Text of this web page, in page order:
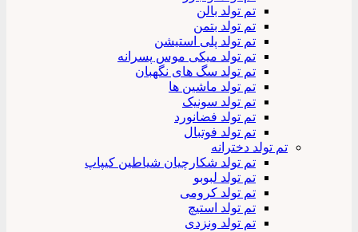
تم تولد بالن
تم تولد بتمن
تم تولد پلی استیشن
تم تولد میکی موس پسرانه
تم تولد سگ های نگهبان
تم تولد ماشین ها
تم تولد سونیک
تم تولد فضانورد
تم تولد فوتبال
تم تولد دخترانه
تم تولد شکارچیان شیاطین کیپاپ
تم تولد لبوبو
تم تولد کرومی
تم تولد استیچ
تم تولد ونزدی